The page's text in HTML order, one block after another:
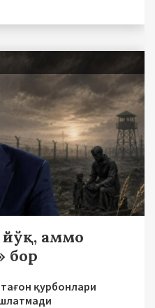
аммо
бор
қурбонлари